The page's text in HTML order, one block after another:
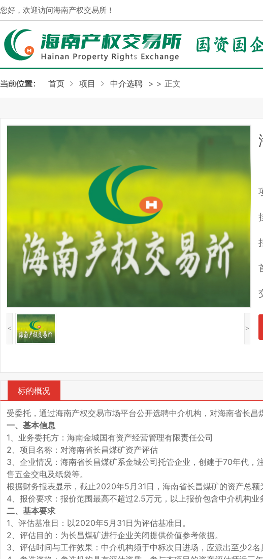
您好，欢迎访问海南产权交易所！
首页 项目 >
中介选聘 > 正文
< >
标的概况
受委托，通过海南产权交易市场平台公开选聘中介机构，对海南省长
一、基本信息
1、业务委托方：海南金城国有资产经营管理有限责任公司
2、项目名称：对海南省长昌煤矿资产评估
3、企业情况：海南省长昌煤矿系金城公司托管企业，创建于70年代
售五金交电及纸袋等。
根据财务报表显示，截止2020年5月31日，海南省长昌煤矿的资产总
4、报价要求：报价范围最高不超过2.5万元，以上报价包含中介机构
二、基本要求
1、评估基准日：以2020年5月31日为评估基准日。
2、评估目的：为长昌煤矿进行企业关闭提供价值参考依据。
3、评估时间与工作效果：中介机构须于中标次日进场，应派出至少2